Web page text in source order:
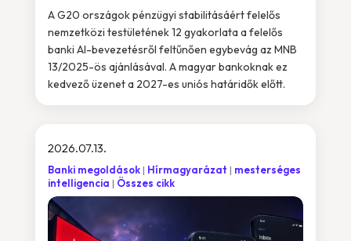
A G20 országok pénzügyi stabilitásáért felelős
nemzetközi testületének 12 gyakorlata a felelős
banki AI-bevezetésről feltűnően egybevág az MNB
13/2025-ös ajánlásával. A magyar bankoknak ez
kedvező üzenet a 2027-es uniós határidők előtt.
2026.07.13.
Banki megoldások Hírmagyarázat
mesterséges
intelligencia
Összes cikk